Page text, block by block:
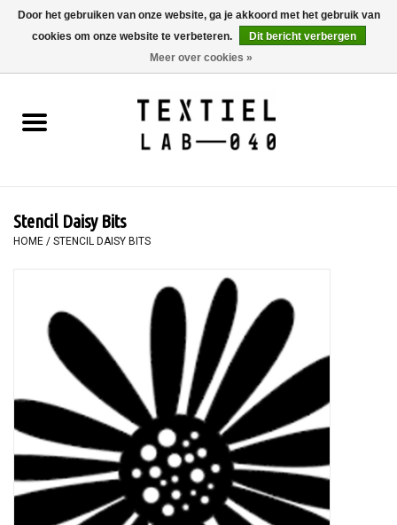
0 Artikelen - €0,00
BOEKEN
SCHILDEREN
WORKSHOPS
TOOLS
Blog
Stencil Daisy Bits
HOME / STENCIL DAISY BITS
Door het gebruiken van onze website, ga je akkoord met het gebruik van
cookies om onze website te verbeteren.
Dit bericht verbergen
Meer over cookies »